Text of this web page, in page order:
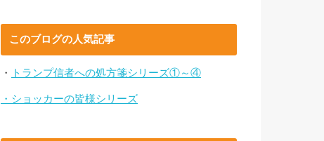
このブログの人気記事
・ トランプ信者への処方箋シリーズ①～④
・ショッカーの皆様シリーズ